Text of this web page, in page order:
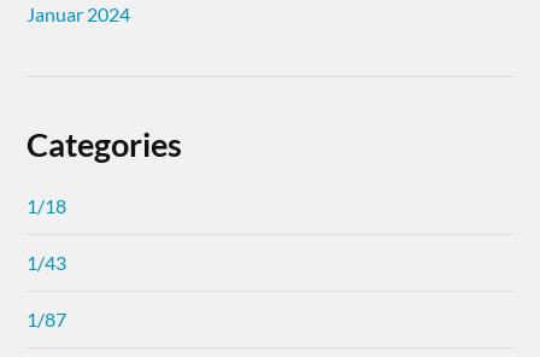
Januar 2024
Categories
1/18
1/43
1/87